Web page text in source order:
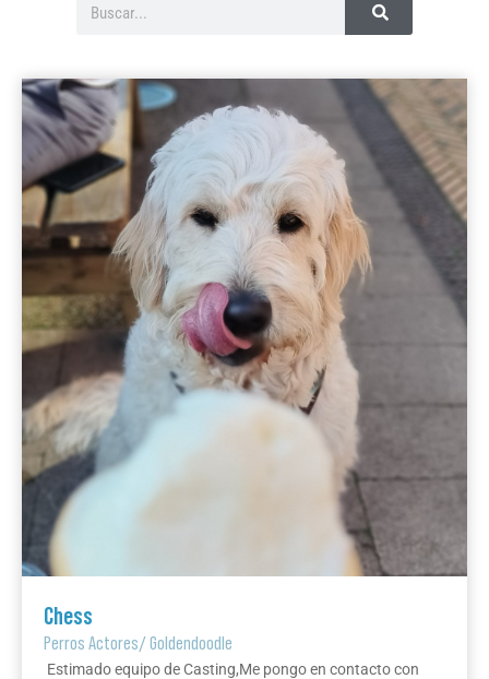
Chess
Perros Actores/Goldendoodle
Estimado equipo de Casting,Me pongo en contacto con